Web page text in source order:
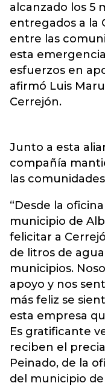
alcanzado los 5
entregados a la
entre las
esta
esfuerzos en
afirmó Luis
Cerrejón.
Junto a esta
compañía
las
“Desde la
municipio de
felicitar a
de litros de
municipios.
apoyo y nos
más feliz se
esta empresa
Es gratificante
reciben el
Peinado, de la
del municipio